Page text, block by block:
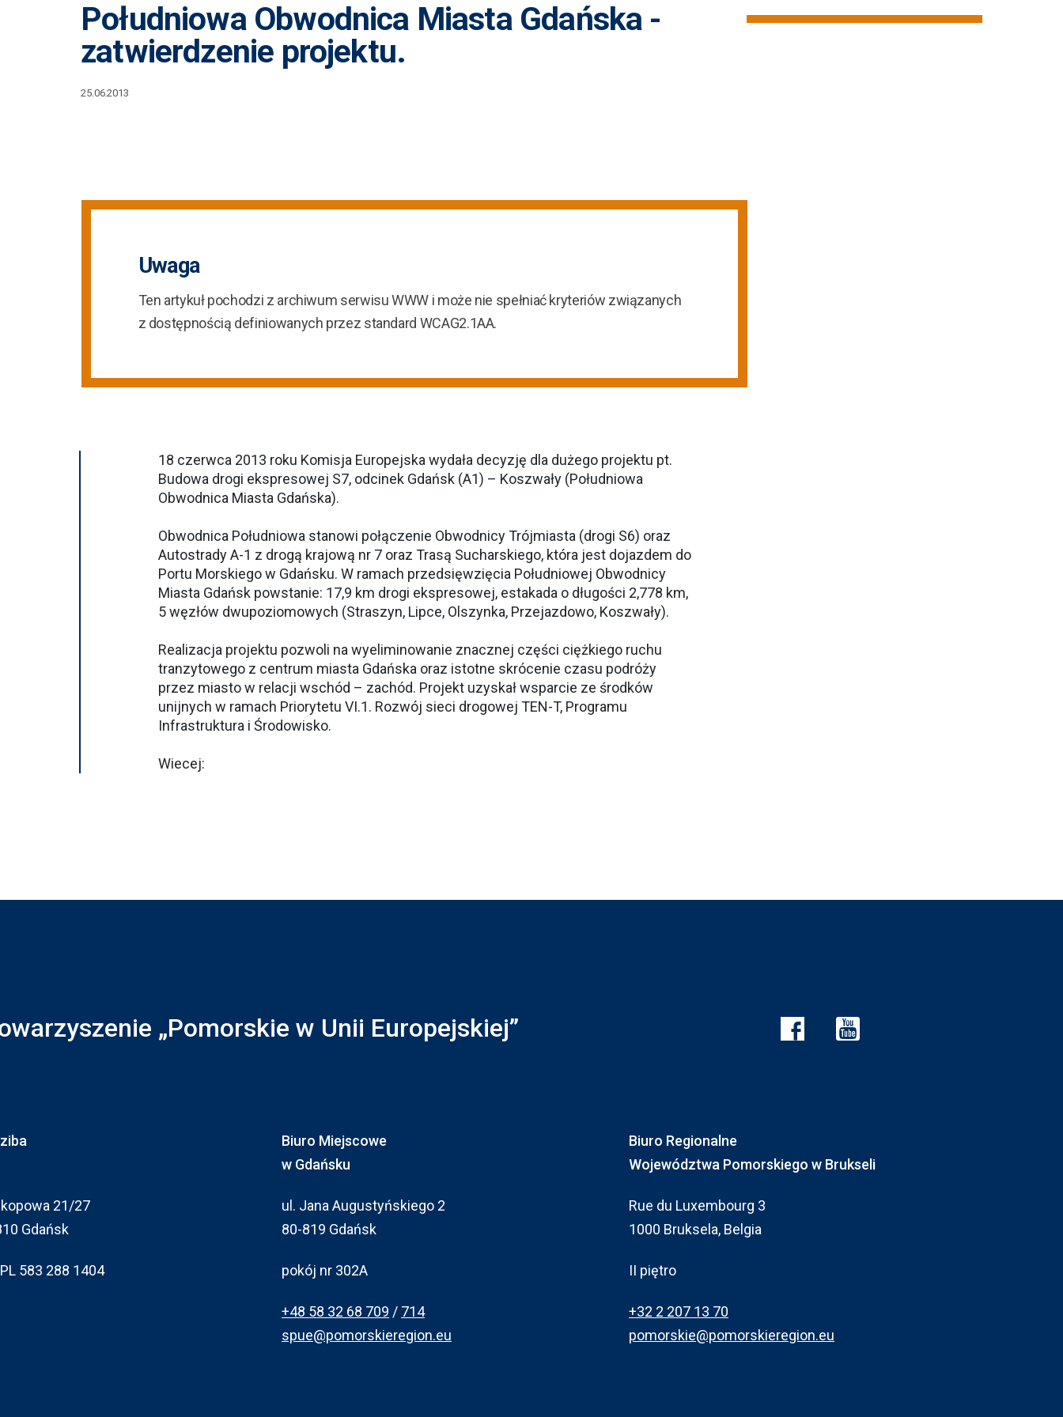
Południowa Obwodnica Miasta Gdańska -
zatwierdzenie projektu.
25.06.2013
Uwaga
Ten artykuł pochodzi z archiwum serwisu WWW i może nie spełniać kryteriów związanych
z dostępnością definiowanych przez standard WCAG2.1AA.
18 czerwca 2013 roku Komisja Europejska wydała decyzję dla dużego projektu pt.
Budowa drogi ekspresowej S7, odcinek Gdańsk (A1) – Koszwały (Południowa
Obwodnica Miasta Gdańska).
Obwodnica Południowa stanowi połączenie Obwodnicy Trójmiasta (drogi S6) oraz
Autostrady A-1 z drogą krajową nr 7 oraz Trasą Sucharskiego, która jest dojazdem do
Portu Morskiego w Gdańsku. W ramach przedsięwzięcia Południowej Obwodnicy
Miasta Gdańsk powstanie: 17,9 km drogi ekspresowej, estakada o długości 2,778 km,
5 węzłów dwupoziomowych (Straszyn, Lipce, Olszynka, Przejazdowo, Koszwały).
Realizacja projektu pozwoli na wyeliminowanie znacznej części ciężkiego ruchu
tranzytowego z centrum miasta Gdańska oraz istotne skrócenie czasu podróży
przez miasto w relacji wschód – zachód. Projekt uzyskał wsparcie ze środków
unijnych w ramach Priorytetu VI.1. Rozwój sieci drogowej TEN-T, Programu
Infrastruktura i Środowisko.
Wiecej:
„Pomorskie w Unii Europejskiej”
21/27
Gdańsk
583 288 1404
Biuro Miejscowe
w Gdańsku
ul. Jana Augustyńskiego 2
80-819 Gdańsk
pokój nr 302A
+48 58 32 68 709 / 714
spue@pomorskieregion.eu
Biuro Regionalne
Województwa Pomorskiego w Brukseli
Rue du Luxembourg 3
1000 Bruksela, Belgia
II piętro
+32 2 207 13 70
pomorskie@pomorskieregion.eu